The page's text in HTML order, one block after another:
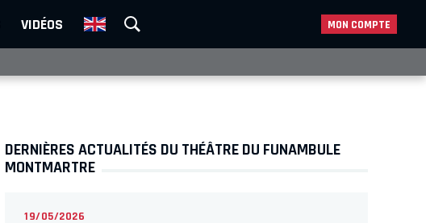
VIDÉOS MON COMPTE
DERNIÈRES ACTUALITÉS DU THÉÂTRE DU FUNAMBULE
MONTMARTRE
19/05/2026